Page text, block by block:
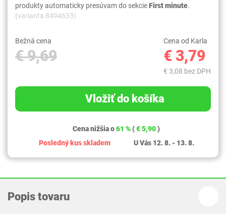
produkty automaticky presúvam do sekcieFirst minute.
(varianta 8494633)
Bežná cena
€ 9,69
Cena od Karla
€ 3,79
€ 3,08 bez DPH
Vložiť do košíka
Cena nižšia o61 % (€ 5,90)
Posledný kus skladem
U Vás 12. 8. - 13. 8.
Popis tovaru